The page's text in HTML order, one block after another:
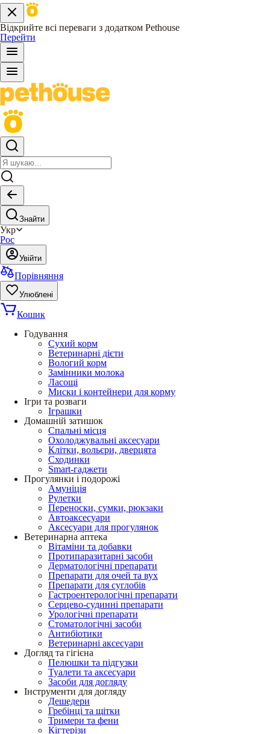
Відкрийте всі переваги з додатком Pethouse
Перейти
Знайти
Укр
Рос
Увійти
Порівняння
Улюблені
Кошик
Годування
Сухий корм
Ветеринарні дієти
Вологий корм
Замінники молока
Ласощі
Миски і контейнери для корму
Ігри та розваги
Іграшки
Домашній затишок
Спальні місця
Охолоджувальні аксесуари
Клітки, вольєри, дверцята
Сходинки
Smart-гаджети
Прогулянки і подорожі
Амуніція
Рулетки
Переноски, сумки, рюкзаки
Автоаксесуари
Аксесуари для прогулянок
Ветеринарна аптека
Вітаміни та добавки
Протипаразитарні засоби
Дерматологічні препарати
Препарати для очей та вух
Препарати для суглобів
Гастроентерологічні препарати
Серцево-судинні препарати
Урологічні препарати
Стоматологічні засоби
Антибіотики
Ветеринарні аксесуари
Догляд та гігієна
Пелюшки та підгузки
Туалети та аксесуари
Засоби для догляду
Інструменти для догляду
Дешедери
Гребінці та щітки
Тримери та фени
Кігтерізи